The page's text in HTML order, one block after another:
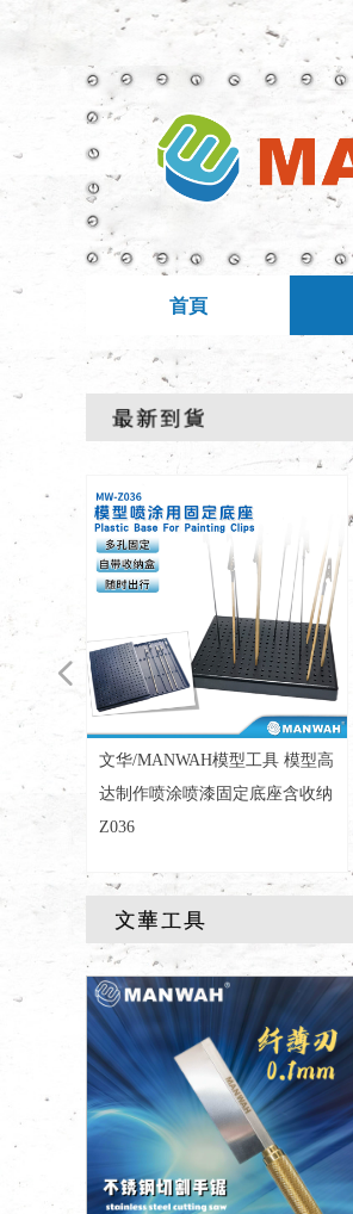
首頁
文华/MANWAH模型工具 模型高
达制作喷涂喷漆固定底座含收纳
Z036
넳